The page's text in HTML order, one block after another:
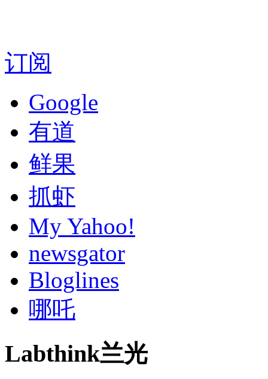
订阅
Google
有道
鲜果
抓虾
My Yahoo!
newsgator
Bloglines
哪吒
Labthink兰光